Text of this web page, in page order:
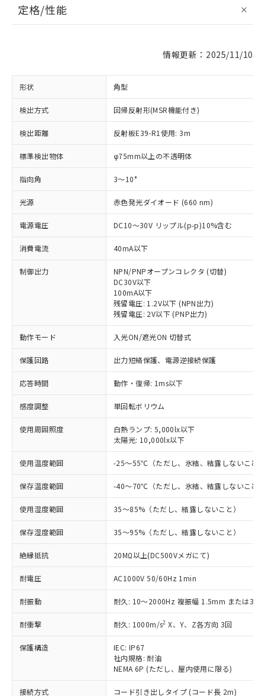
定格/性能
情報更新：2025/11/10
形状 角型
検出方式 回帰反射形(MSR機能付き)
検出距離 反射板E39-R1使用: 3m
標準検出物体 φ75mm以上の不透明体
指向角 3～10°
光源 赤色発光ダイオード (660 nm)
電源電圧 DC10～30V リップル(p-p)10%含む
消費電流 40mA以下
制御出力
NPN/PNPオープンコレクタ (切替)
DC30V以下
100mA以下
残留電圧: 1.2V以下 (NPN出力)
残留電圧: 2V以下 (PNP出力)
動作モード 入光ON/遮光ON 切替式
保護回路 出力短絡保護、電源逆接続保護
応答時間 動作・復帰: 1ms以下
感度調整 単回転ボリウム
使用周囲照度
白熱ランプ: 5,000lx以下
太陽光: 10,000lx以下
使用温度範囲 -25～55℃（ただし、氷結、結露しないこと
保存温度範囲 -40～70℃（ただし、氷結、結露しないこと
使用湿度範囲 35～85%（ただし、結露しないこと）
保存湿度範囲 35～95%（ただし、結露しないこと）
絶縁抵抗 20MΩ以上(DC500Vメガにて)
耐電圧 AC1000V 50/60Hz 1min
耐振動 耐久: 10～2000Hz 複振幅 1.5mm または
耐衝撃 耐久: 1000m/s2 X、Y、Z各方向 3回
保護構造
IEC: IP67
社内規格: 耐油
NEMA 6P (ただし、屋内使用に限る)
接続方式 コード引き出しタイプ (コード長 2m)
ご利用条件
以下の条件をお読みいただき、同意のうえ
ご利用ください。
本サービスは、当社制御機器事業取扱
商品の当社在庫状況および標準価格
(税抜)を提供させていただくもので
当社制御機器事業取扱商品の中には、
本サービスの対象外となる商品もある
ことをご了承ください。
在庫状況および標準価格照会結果は、
記載している更新日時点での社内デー
タに基づき作成されるものであり、閲
覧された時点での実際の在庫および標
準価格とは異なる場合があることをご
※1 対応状況
対応済み：EU RoHS指令（10物質）の
非含有に対応した製品が提供可能な商品で
す。
対応予定：EU RoHS指令（10物質）の非含
有に対応した製品に切り替える予定のある
対応予定なし：EU RoHS指令（10物質）の
定はありません。
調査・確認中：EU RoHS指令（10物質）の
非含有の対応状況を調査中または確認中の
非該当品：ライセンス料など無形物で、有
害物質有無と関係のない商品です。
仕入先様の事情により、非含有部品として
いたものが、含有品と判明した場合などや
むを得ず変更することがあります。
*EU RoHS指令（10物質）：
鉛(Pb) 1000ppm以下、 水銀(Hg) 1000ppm以下、 カド
ミウム(Cd) 100ppm以下、
六価クロム(Cr(Ⅵ)) 1000ppm以下、ポリ臭化ビフェニル
※1 中国RoHS○×表
「○」：最大均質材料含有率が中国RoHSの
基準値以下であることを示します。
「×」：最大均質材料含有率が中国RoHSの
基準値を超えていることを示します。
「－」：未確認です。当社販売部門へお問
い合わせください。
*中国RoHS10物質の基準値 (GB/T26572)：
Pb(鉛) :1000ppm、 Hg(水銀) : 1000ppm、 Cd(カドミウ
ム) : 100ppm、
当社は、これら貴社製品のうち、外国
為替および外国貿易法に定める商品
（以下｢規制貨物等」という）を輸出
または国外への提供する場合は、日本
国政府の輸出許可(または役務取引許
可)を取得するなどの必要な手続きを